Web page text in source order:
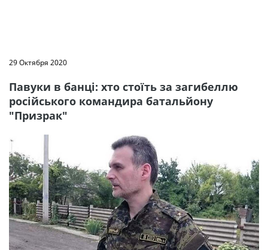
29 Октября 2020
Павуки в банці: хто стоїть за загибеллю
російського командира батальйону
"Призрак"